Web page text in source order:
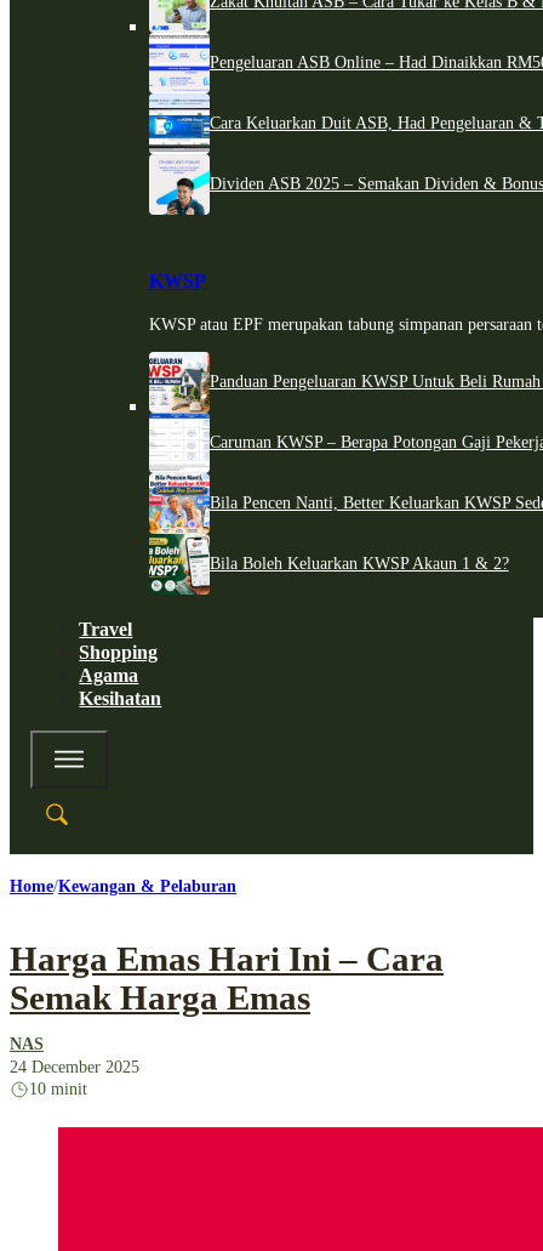
Pengeluaran ASB Online – Had Dinaikkan
Cara Keluarkan Duit ASB, Had Pengeluaran &
Dividen ASB 2025 – Semakan Dividen &
KWSP
KWSP atau EPF merupakan tabung simpanan persaraan
Panduan Pengeluaran KWSP Untuk Beli
Caruman KWSP – Berapa Potongan Gaji
Bila Pencen Nanti, Better Keluarkan KWSP
Bila Boleh Keluarkan KWSP Akaun 1 & 2?
Travel
Shopping
Agama
Kesihatan
Home Kewangan & Pelaburan
Harga Emas Hari Ini – Cara
Semak Harga Emas
NAS
24 December 2025
10 minit